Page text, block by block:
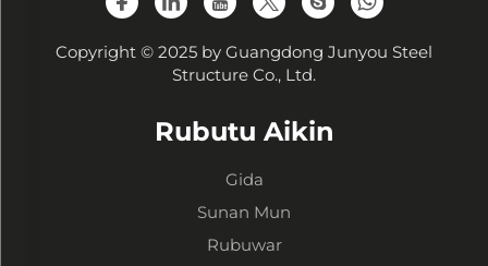
Copyright © 2025 by Guangdong Junyou Steel
Structure Co., Ltd.
Rubutu Aikin
Gida
Sunan Mun
Rubuwar